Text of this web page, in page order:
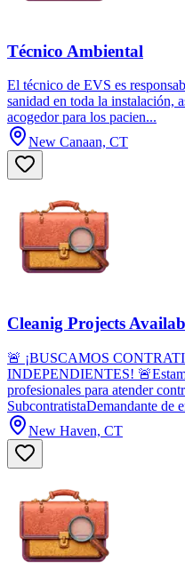
Técnico Ambiental
El técnico de EVS es
sanidad en toda la instalación,
acogedor para los pacien...
New Canaan, CT
Cleanig Projects
🚨 ¡BUSCAMOS
INDEPENDIENTES!
profesionales para atender
SubcontratistaDemandante de
New Haven, CT